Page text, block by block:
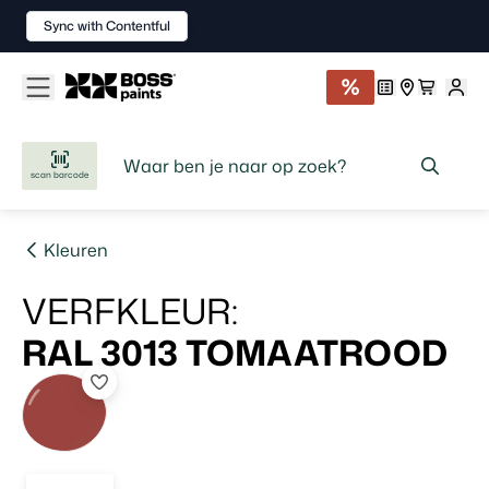
scan barcode
Kleuren
VERFKLEUR:
RAL 3013TOMAATROOD
Sync with Contentful